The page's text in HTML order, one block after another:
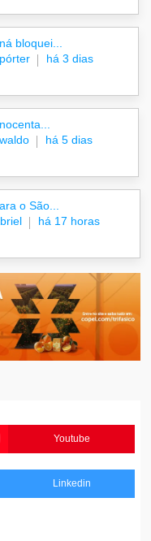
bloquei...
há 3 dias
há 5 dias
o São...
há 17 horas
Youtube
Linkedin